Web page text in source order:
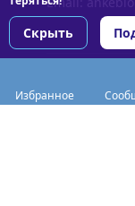
Избранное
Скрыть